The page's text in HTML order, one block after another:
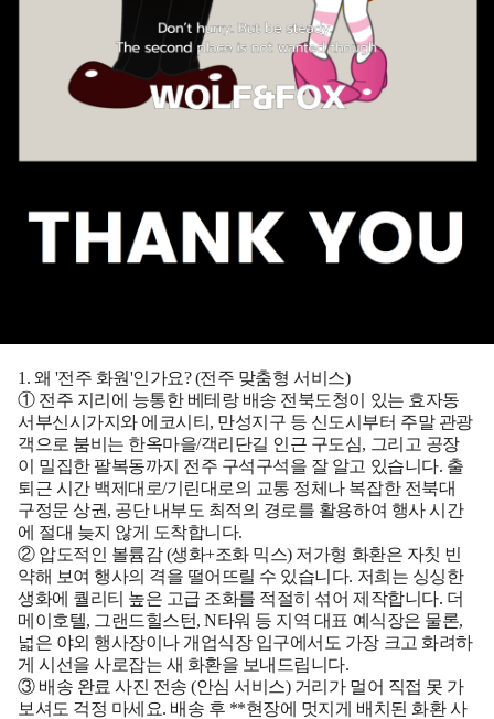
1. 왜 '전주 화원'인가요? (전주 맞춤형 서비스)
① 전주 지리에 능통한 베테랑 배송 전북도청이 있는 효자동
서부신시가지와 에코시티, 만성지구 등 신도시부터 주말 관광
객으로 붐비는 한옥마을/객리단길 인근 구도심, 그리고 공장
이 밀집한 팔복동까지 전주 구석구석을 잘 알고 있습니다. 출
퇴근 시간 백제대로/기린대로의 교통 정체나 복잡한 전북대
구정문 상권, 공단 내부도 최적의 경로를 활용하여 행사 시간
에 절대 늦지 않게 도착합니다.
② 압도적인 볼륨감 (생화+조화 믹스) 저가형 화환은 자칫 빈
약해 보여 행사의 격을 떨어뜨릴 수 있습니다. 저희는 싱싱한
생화에 퀄리티 높은 고급 조화를 적절히 섞어 제작합니다. 더
메이호텔, 그랜드힐스턴, N타워 등 지역 대표 예식장은 물론,
넓은 야외 행사장이나 개업식장 입구에서도 가장 크고 화려하
게 시선을 사로잡는 새 화환을 보내드립니다.
③ 배송 완료 사진 전송 (안심 서비스) 거리가 멀어 직접 못 가
보셔도 걱정 마세요. 배송 후 **현장에 멋지게 배치된 화환 사